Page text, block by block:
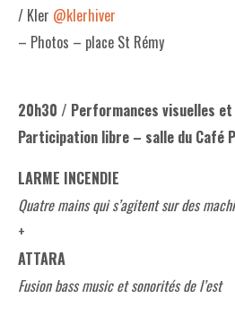
/ Kler @klerhiver
– Photos – place St Rémy
20h30 / Performances visuelles
Participation libre – salle du Café
LARME INCENDIE
Quatre mains qui s’agitent sur des
+
ATTARA
Fusion bass music et sonorités de l’est